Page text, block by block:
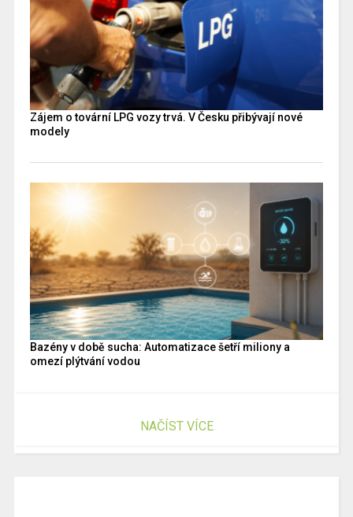
Zájem o tovární LPG vozy trvá. V Česku přibývají nové
modely
Bazény v době sucha: Automatizace šetří miliony a
omezí plýtvání vodou
NAČÍST VÍCE